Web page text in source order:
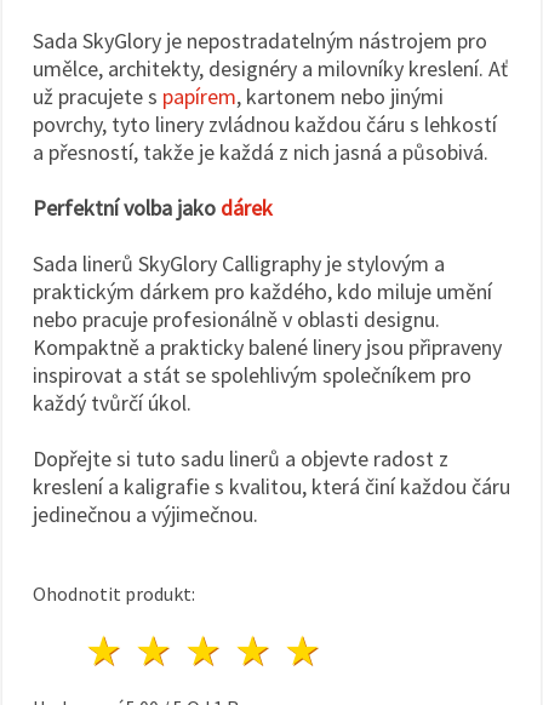
Sada SkyGlory je nepostradatelným nástrojem pro
umělce, architekty, designéry a milovníky kreslení. Ať
už pracujete s papírem, kartonem nebo jinými
povrchy, tyto linery zvládnou každou čáru s lehkostí
a přesností, takže je každá z nich jasná a působivá.
Perfektní volba jako dárek
Sada linerů SkyGlory Calligraphy je stylovým a
praktickým dárkem pro každého, kdo miluje umění
nebo pracuje profesionálně v oblasti designu.
Kompaktně a prakticky balené linery jsou připraveny
inspirovat a stát se spolehlivým společníkem pro
každý tvůrčí úkol.
Dopřejte si tuto sadu linerů a objevte radost z
kreslení a kaligrafie s kvalitou, která činí každou čáru
jedinečnou a výjimečnou.
Ohodnotit produkt:
4 hvězdy
3 hvězdy
2 hvězdy
1 hvězda